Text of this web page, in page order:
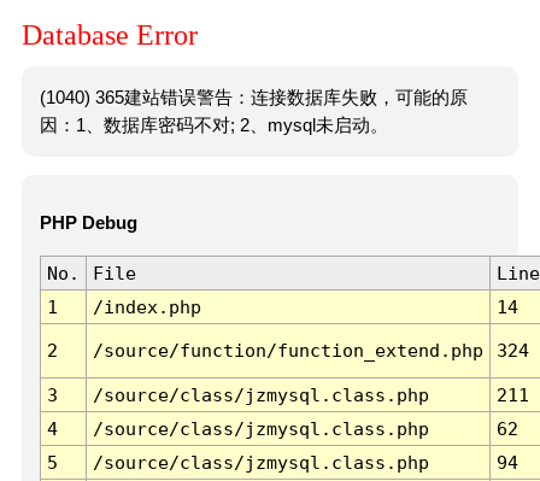
Database Error
(1040) 365建站错误警告：连接数据库失败，可能的原
因：1、数据库密码不对; 2、mysql未启动。
PHP Debug
No. File
Line
1
/index.php 14
2 /source/function/function_extend.php 324
3 /source/class/jzmysql.class.php
211
4
/source/class/jzmysql.class.php
62
5
/source/class/jzmysql.class.php
94